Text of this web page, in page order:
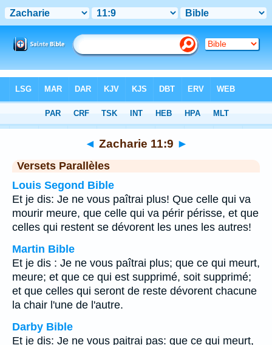
Chapitre 11> Verset 9
◄ Zacharie 11:9 ►
Versets Parallèles
Louis Segond Bible
Et je dis: Je ne vous paîtrai plus! Que celle qui va
mourir meure, que celle qui va périr périsse, et que
celles qui restent se dévorent les unes les autres!
Martin Bible
Et je dis : Je ne vous paîtrai plus; que ce qui meurt,
meure; et que ce qui est supprimé, soit supprimé;
et que celles qui seront de reste dévorent chacune
la chair l'une de l'autre.
Darby Bible
Et je dis: Je ne vous paitrai pas: que ce qui meurt,